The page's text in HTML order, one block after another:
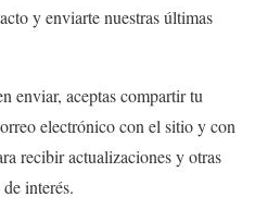
y enviarte nuestras últimas
enviar, aceptas compartir tu
electrónico con el sitio y con
recibir actualizaciones y otras
interés.